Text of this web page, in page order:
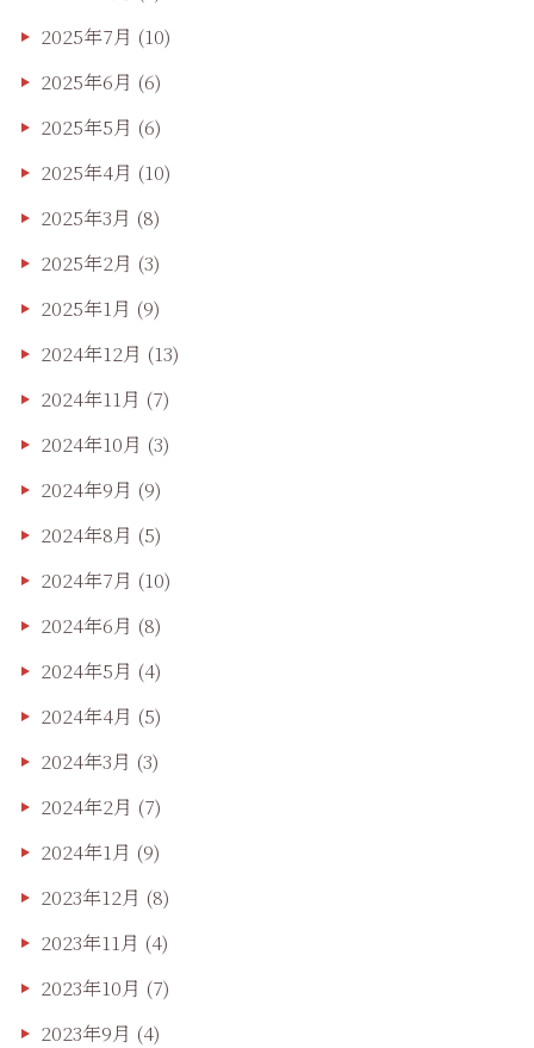
2025年7月 (10)
2025年6月 (6)
2025年5月 (6)
2025年4月 (10)
2025年3月 (8)
2025年2月 (3)
2025年1月 (9)
2024年12月 (13)
2024年11月 (7)
2024年10月 (3)
2024年9月 (9)
2024年8月 (5)
2024年7月 (10)
2024年6月 (8)
2024年5月 (4)
2024年4月 (5)
2024年3月 (3)
2024年2月 (7)
2024年1月 (9)
2023年12月 (8)
2023年11月 (4)
2023年10月 (7)
2023年9月 (4)